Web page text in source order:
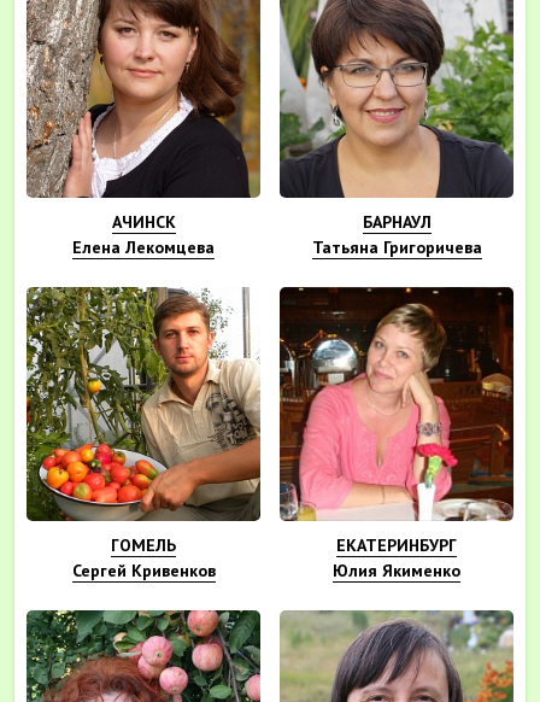
АЧИНСК
Елена Лекомцева
БАРНАУЛ
Татьяна Григоричева
ГОМЕЛЬ
Сергей Кривенков
ЕКАТЕРИНБУРГ
Юлия Якименко